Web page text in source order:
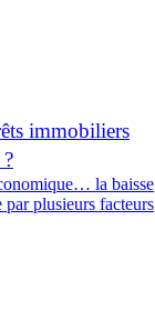
immobiliers
la baisse
par plusieurs facteurs